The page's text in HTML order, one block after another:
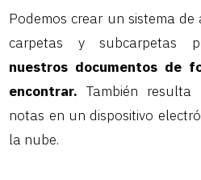
Podemos crear un sistema
carpetas y subcarpetas
nuestros documentos de
encontrar. También
notas en un dispositivo
la nube.